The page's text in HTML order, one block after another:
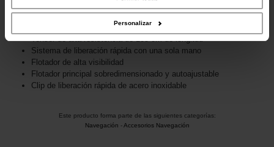
recopilado a partir del uso que haya hecho de sus servicios.
Personalizar
Sistema de liberación rápida con una sola mano
Flotador de alta visibilidad
Flotador principal sobredimensionado y autoajustable
Clip de liberación rápida de acero inoxidable
Este producto forma parte de las siguientes categorías:
Navegación -Accesorios Navegación